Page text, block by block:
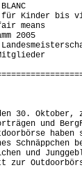
für Kinder bis
means
2005
den 30.
und
und
zur